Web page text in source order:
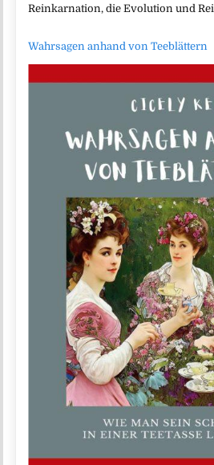
Reinkarnation, die Evolution und
Wahrsagen anhand von Teeblättern